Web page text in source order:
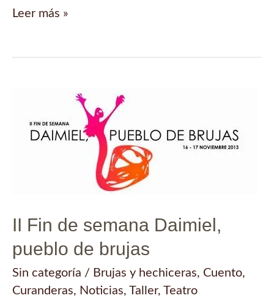
El
Leer más »
II Fin de semana Daimiel,
pueblo de brujas
Sin categoría / Brujas y hechiceras, Cuento,
Curanderas, Noticias, Taller, Teatro